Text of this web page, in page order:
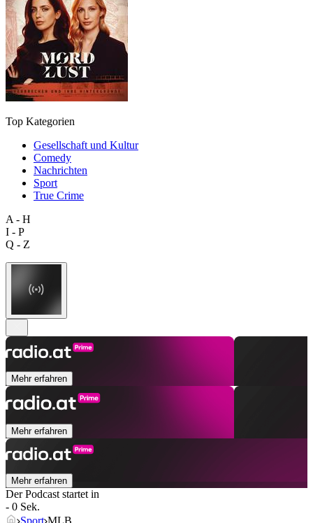
Top Kategorien
Gesellschaft und Kultur
Comedy
Nachrichten
Sport
True Crime
A - H
I - P
Q - Z
Mehr erfahren
Mehr erfahren
Mehr erfahren
Der Podcast startet in
- 0 Sek.